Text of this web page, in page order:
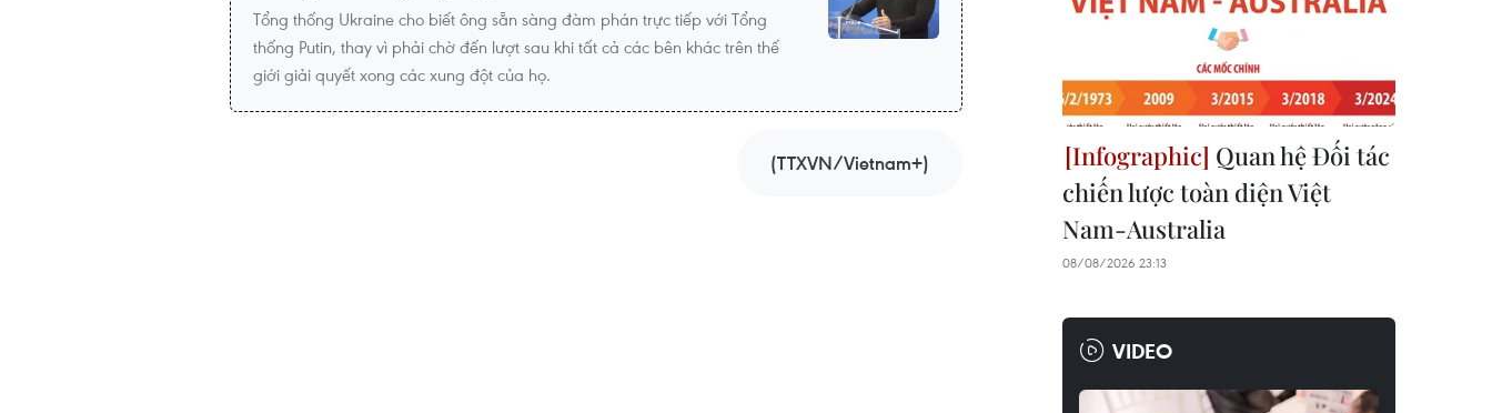
Tổng thống Ukraine cho biết ông sẵn sàng đàm phán trực tiếp với Tổng
thống Putin, thay vì phải chờ đến lượt sau khi tất cả các bên khác trên thế
giới giải quyết xong các xung đột của họ.
(TTXVN/Vietnam+)
Quan hệ Đối tác
chiến lược toàn diện Việt
Nam-Australia
08/08/2026 23:13
VIDEO